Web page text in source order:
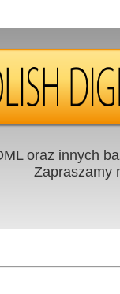
oraz innych
Zapraszamy